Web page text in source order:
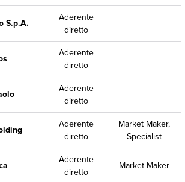
S.p.A.
Aderente
diretto
Aderente
diretto
Aderente
diretto
Aderente
diretto
Market Maker,
Specialist
Aderente
diretto
Market Maker